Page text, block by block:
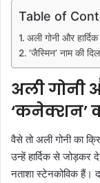
Table of
अली गोनी और
‘जैस्मिन’ नाम की
अली गोनी
‘कनेक्शन’
वैसे तो अली गोनी का
उन्हें हार्दिक से जोड़कर
नताशा स्टेनकोविक हैं।